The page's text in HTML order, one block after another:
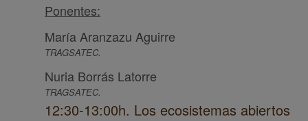
Ponentes:
María Aranzazu Aguirre
TRAGSATEC.
Nuria Borrás Latorre
TRAGSATEC.
12:30-13:00h. Los ecosistemas abiertos